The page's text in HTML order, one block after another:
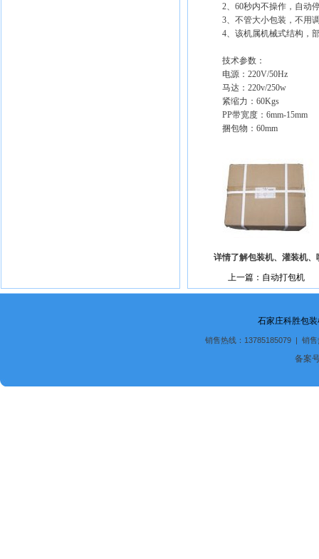
2、60秒内不操作，自动
3、不管大小包装，不用
4、该机属机械式结构，
技术参数：
电源：220V/50Hz
马达：220v/250w
紧缩力：60Kgs
PP带宽度：6mm-15mm
捆包物：60mm
详情了解包装机、灌装机
上一篇：自动打包机
石家庄科胜包
销售热线：13785185079 | 销
备案